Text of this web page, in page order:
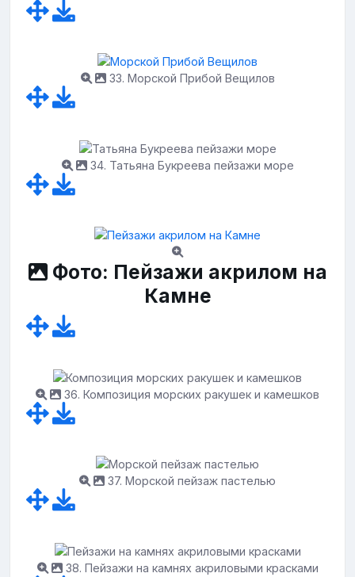
33. Морской Прибой Вещилов
34. Татьяна Букреева пейзажи море
Фото: Пейзажи акрилом на
Камне
36. Композиция морских ракушек и камешков
37. Морской пейзаж пастелью
38. Пейзажи на камнях акриловыми красками